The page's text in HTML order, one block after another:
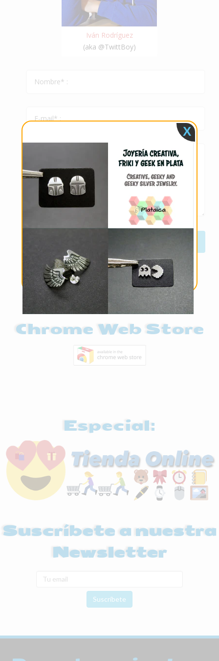
Iván Rodríguez
(aka @TwittBoy)
Instala el acceso
directo desde la
Chrome Web Store
Especial:
X
Suscríbete a nuestra
Newsletter
Suscríbete